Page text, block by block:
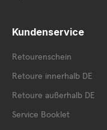
Kundenservice
Retourenschein
Retoure innerhalb DE
Retoure außerhalb DE
Service Booklet